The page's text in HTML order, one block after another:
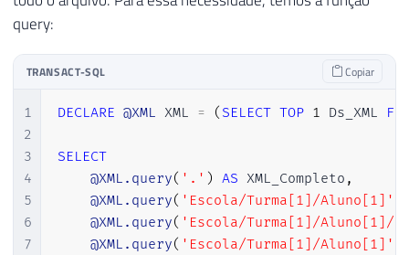
query:
TRANSACT-SQL Copiar
1
2
3
4
5
6
7
DECLARE @XML XML = ( SELECT TOP 1 Ds_XML
SELECT
@XML.query( '.' ) AS XML_Completo ,
@XML.query( 'Escola/Turma[1]/Aluno[1]'
@XML.query( 'Escola/Turma[1]/Aluno[1]/
@XML.query( 'Escola/Turma[1]/Aluno[1]'